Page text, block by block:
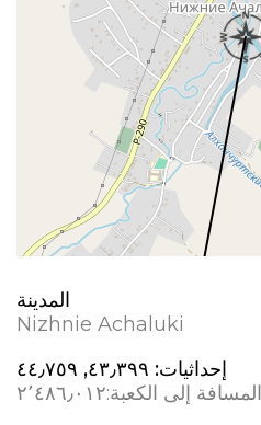
المدينة
Nizhnie Achaluki
إحداثيات: ٤٣٫٣٩٩, ٤٤٫٧٥٩
المسافة إلى الكعبة:٢٬٤٨٦٫٠١٢